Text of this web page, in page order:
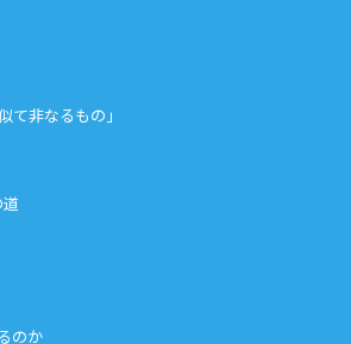
非なるもの」
のか